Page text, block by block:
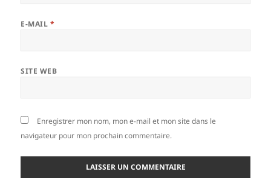
E-MAIL *
SITE WEB
Enregistrer mon nom, mon e-mail et mon site dans le
navigateur pour mon prochain commentaire.